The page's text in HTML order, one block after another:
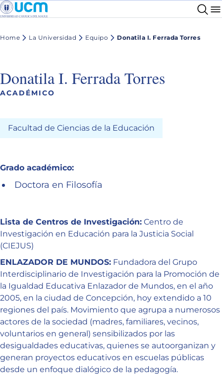
Home La Universidad Equipo Donatila I. Ferrada Torres
Donatila I. Ferrada Torres
ACADÉMICO
Facultad de Ciencias de la Educación
Grado académico:
Doctora en Filosofía
Lista de Centros de Investigación: Centro de
Investigación en Educación para la Justicia Social
(CIEJUS)
ENLAZADOR DE MUNDOS: Fundadora del Grupo
Interdisciplinario de Investigación para la Promoción de
la Igualdad Educativa Enlazador de Mundos, en el año
2005, en la ciudad de Concepción, hoy extendido a 10
regiones del país. Movimiento que agrupa a numerosos
actores de la sociedad (madres, familiares, vecinos,
voluntarios en general) sensibilizados por las
desigualdades educativas, quienes se autoorganizan y
generan proyectos educativos en escuelas públicas
desde un enfoque dialógico de la pedagogía.